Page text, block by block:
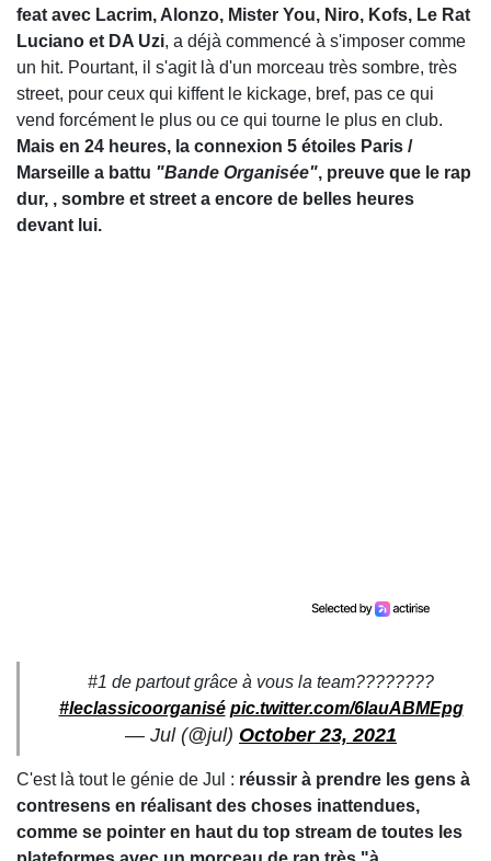
feat avec Lacrim, Alonzo, Mister You, Niro, Kofs, Le Rat
Luciano et DA Uzi, a déjà commencé à s'imposer comme
un hit. Pourtant, il s'agit là d'un morceau très sombre, très
street, pour ceux qui kiffent le kickage, bref, pas ce qui
vend forcément le plus ou ce qui tourne le plus en club.
Mais en 24 heures, la connexion 5 étoiles Paris /
Marseille a battu "Bande Organisée", preuve que le rap
dur, , sombre et street a encore de belles heures
devant lui.
#1 de partout grâce à vous la team????????
#leclassicoorganisé pic.twitter.com/6IauABMEpg
— Jul (@jul) October 23, 2021
C'est là tout le génie de Jul : réussir à prendre les gens à
contresens en réalisant des choses inattendues,
comme se pointer en haut du top stream de toutes les